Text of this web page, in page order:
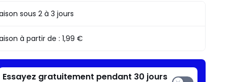
sous 2 à 3 jours
à partir de :1,99 €
Essayez gratuitement pendant 30 jours